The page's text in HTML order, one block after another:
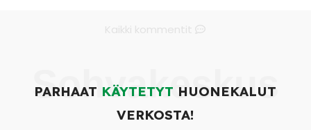
Sohvakeskus
PARHAAT KÄYTETYT HUONEKALUT
VERKOSTA!